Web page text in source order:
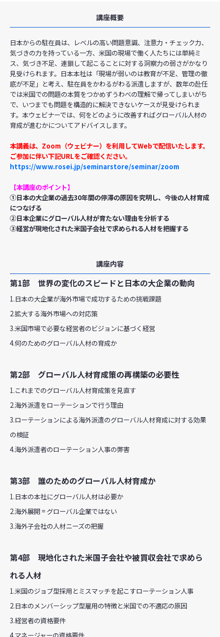
講座概要
日本からの駐在員は、レベルの高い問題意識、注意力・チェック力、
気づきの力を持っている一方、米国の現場で働く人たちには単純ミ
ス、気づき不足、連鎖して起こることに対する洞察力の弱さがかなり
見受けられます。日本本社は「現場が弱いのは教育が不足、管理の徹
底が不足」と考え、駐在員をかわるがわる派遣しますが、数年の赴任
では米国での問題の本質をつかめずうわべの理解で帰ってしまいがち
で、いつまでも問題を構造的に解決できないケースが見受けられま
す。本ウェビナーでは、何をどのように改善すればグローバル人材の
育成が進むかについてアドバイスします。
本講義は、Zoom（ウェビナー）を利用してWebで配信いたします。
ご参加に伴い下記URLをご確認ください。
https://www.rosei.jp/seminarstore/seminar/zoom
【本講座のポイント】
①日本の大企業の過去30年間の停滞の原因を究明し、今後の人材育成
につなげる
②日本企業にグローバル人材が育たない理由を分析する
③経営が現地化された米国子会社で求められる人材を把握する
講座内容
第1部 世界の変化のスピードと日本の大企業の動向
1.日本の大企業が海外市場で成功するための挑戦課題
2.拡大する海外市場への対応策
3.米国市場で必要な経営者のビジョンに基づく経営
4.何のためのグローバル人材の育成か
第2部 グローバル人材育成策の再構築の必要性
1.これまでのグローバル人材育成策を見直す
2.海外派遣をローテーションで行う理由
3.ローテーションによる海外派遣のグローバル人材育成に対する効果
の検証
4.海外派遣者のローテーション人事の弊害
第3部 誰のためのグローバル人材育成か
1.日本の本社にグローバル人材は必要か
2.海外展開 = グローバル企業ではない
3.海外子会社の人材ニーズの把握
第4部 現地化された米国子会社や被買収会社で求めら
れる人材
1.米国のジョブ型採用とミスマッチを起こすローテーション人事
2.日本のメンバーシップ型雇用の特徴と米国での不適応の原因
3.経営者の資格要件